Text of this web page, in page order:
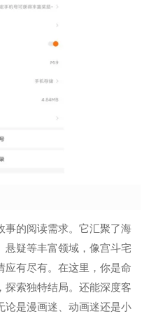
事的阅读需求。它汇聚了海
悬疑等丰富领域，像宫斗宅
应有尽有。在这里，你是命
探索独特结局。还能深度客
论是漫画迷、动画迷还是小